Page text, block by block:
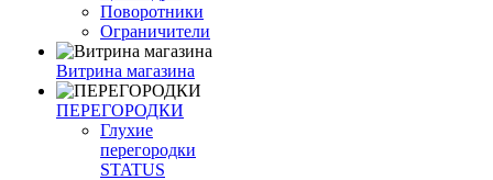
Поворотники
Ограничители
Витрина магазина
ПЕРЕГОРОДКИ
Глухие
перегородки
STATUS